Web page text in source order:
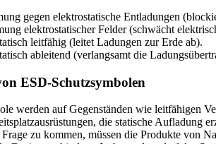
gegen elektrostatische Entladungen
elektrostatischer Felder (schwächt
leitfähig (leitet Ladungen zur Erde ab).
ableitend (verlangsamt die
ESD-Schutzsymbolen
werden auf Gegenständen wie leitfähigen
die statische Aufladung
zu kommen, müssen die Produkte von